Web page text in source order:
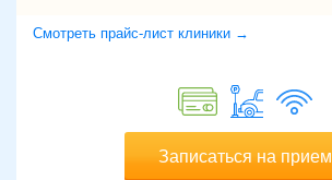
Смотреть прайс-лист клиники →
Записаться на прием